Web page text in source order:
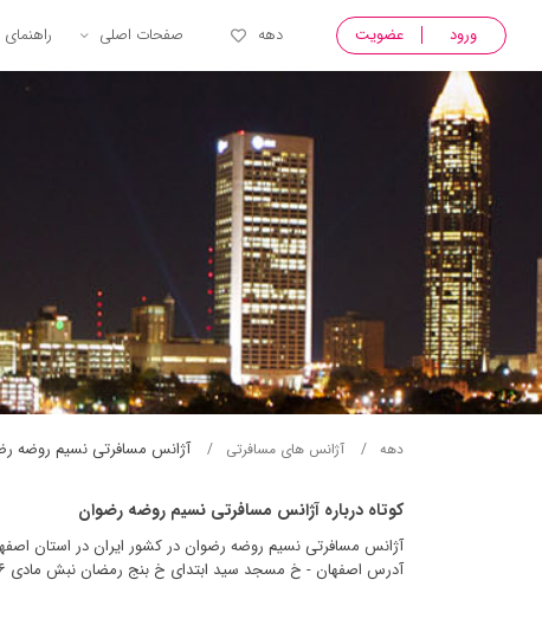
ورود عضویت دهه صفحات اصلی
دهه آژانس های مسافرتی آژانس مسافرتی نسيم روضه
کوتاه درباره آژانس مسافرتی نسيم روضه رضوان
آژانس مسافرتی نسيم روضه رضوان در کشور ایران در استان
آدرس اصفهان - خ مسجد سید ابتدای خ بنج رمضان نبش مادی ۶ ساختمان روضه رضوان میباشد